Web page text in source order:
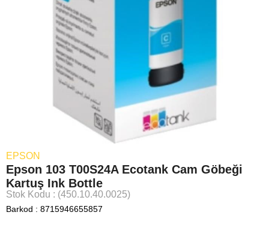
EPSON
Epson 103 T00S24A Ecotank Cam Göbeği
Kartuş Ink Bottle
Stok Kodu (450.10.40.0025)
Barkod : 8715946655857